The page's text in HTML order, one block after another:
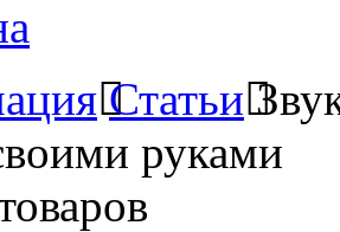
Статьи
руками